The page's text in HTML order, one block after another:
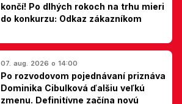
končí! Po dlhých rokoch na trhu mieri
do konkurzu: Odkaz zákazníkom
07. aug. 2026 o 14:00
Po rozvodovom pojednávaní priznáva
Dominika Cibulková ďalšiu veľkú
zmenu. Definitívne začína novú